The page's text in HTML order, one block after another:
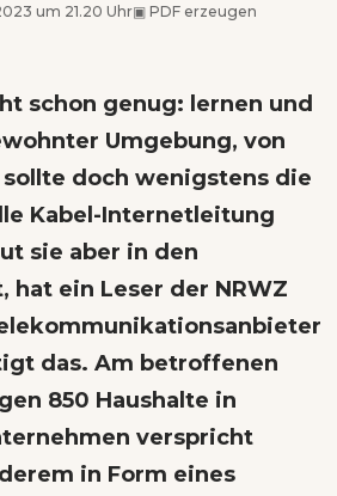
um 21.20 Uhr▣ PDF erzeugen
schon genug: lernen und
Umgebung, von
sollte doch wenigstens die
Kabel-Internetleitung
sie aber in den
hat ein Leser der NRWZ
das. Am betroffenen
850 Haushalte in
verspricht
in Form eines